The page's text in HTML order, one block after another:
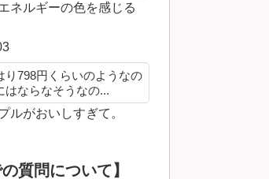
ネルギーの色を感じる
り798円くらいのようなの
ならなそうなの...
ルがおいしすぎて。
質問について】